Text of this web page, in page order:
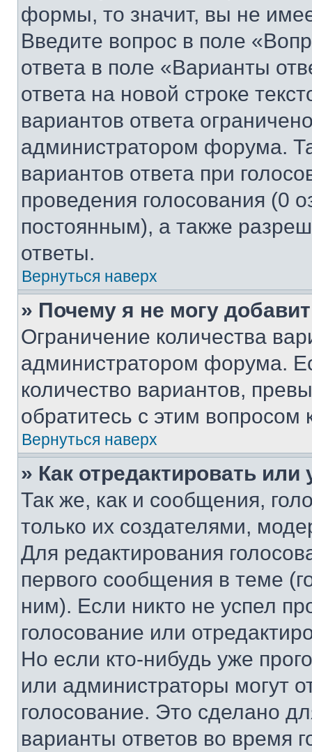
формы, то значит, вы не
Введите вопрос в поле
ответа в поле «Варианты
ответа на новой строке
вариантов ответа
администратором форума.
вариантов ответа при
проведения голосования (0
постоянным), а также
ответы.
Вернуться наверх
» Почему я не могу
Ограничение количества
администратором форума.
количество вариантов,
обратитесь с этим вопросом
Вернуться наверх
» Как отредактировать
Так же, как и сообщения,
только их создателями,
Для редактирования
первого сообщения в теме
ним). Если никто не успел
голосование или
Но если кто-нибудь уже
или администраторы могут
голосование. Это сделано
варианты ответов во время